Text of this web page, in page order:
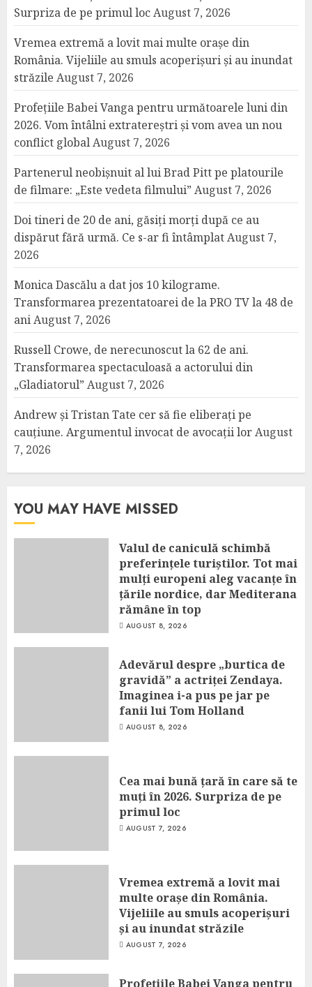
Surpriza de pe primul locAugust 7, 2026
Vremea extremă a lovit mai multe orașe din
România. Vijeliile au smuls acoperișuri și au inundat
străzile August 7, 2026
Profețiile Babei Vanga pentru următoarele luni din
2026. Vom întâlni extratereștri și vom avea un nou
conflict globalAugust 7, 2026
Partenerul neobișnuit al lui Brad Pitt pe platourile
de filmare: „Este vedeta filmului” August 7, 2026
Doi tineri de 20 de ani, găsiți morți după ce au
dispărut fără urmă. Ce s-ar fi întâmplatAugust 7,
2026
Monica Dascălu a dat jos 10 kilograme.
Transformarea prezentatoarei de la PRO TV la 48 de
aniAugust 7, 2026
Russell Crowe, de nerecunoscut la 62 de ani.
Transformarea spectaculoasă a actorului din
„Gladiatorul” August 7, 2026
Andrew și Tristan Tate cer să fie eliberați pe
cauțiune. Argumentul invocat de avocații lorAugust
7, 2026
YOU MAY HAVE MISSED
Valul de caniculă schimbă
preferințele turiștilor. Tot mai
mulți europeni aleg vacanțe în
țările nordice, dar Mediterana
rămâne în top
AUGUST 8, 2026
Adevărul despre „burtica de
gravidă” a actriței Zendaya.
Imaginea i-a pus pe jar pe
fanii lui Tom Holland
AUGUST 8, 2026
Cea mai bună țară în care să te
muți în 2026. Surpriza de pe
primul loc
AUGUST 7, 2026
Vremea extremă a lovit mai
multe orașe din România.
Vijeliile au smuls acoperișuri
și au inundat străzile
AUGUST 7, 2026
Profețiile Babei Vanga pentru